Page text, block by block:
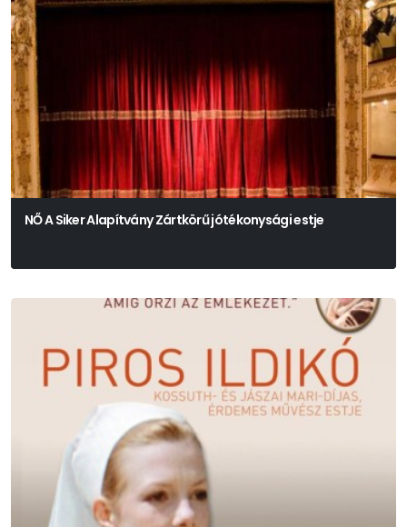
NŐ A Siker Alapítvány Zártkörű jótékonysági estje